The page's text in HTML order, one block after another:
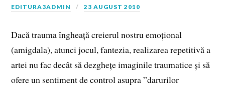
EDITURA3ADMIN 23 AUGUST 2010
Dacă trauma îngheață creierul nostru emoțional
(amigdala), atunci jocul, fantezia, realizarea repetitivă a
artei nu fac decât să dezghețe imaginile traumatice și să
ofere un sentiment de control asupra ”darurilor